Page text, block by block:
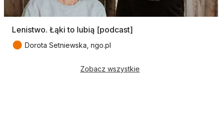
Lenistwo. Łąki to lubią [podcast]
● Dorota Setniewska, ngo.pl
Zobacz wszystkie